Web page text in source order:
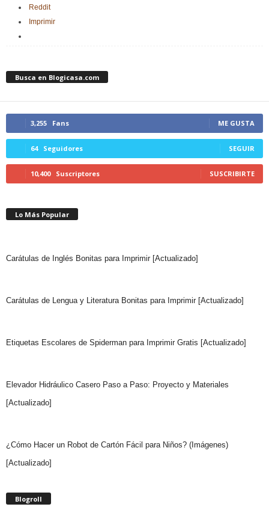
Reddit
Imprimir
Busca en Blogicasa.com
3,255 Fans ME GUSTA
64 Seguidores SEGUIR
10,400 Suscriptores SUSCRIBIRTE
Lo Más Popular
Carátulas de Inglés Bonitas para Imprimir [Actualizado]
Carátulas de Lengua y Literatura Bonitas para Imprimir [Actualizado]
Etiquetas Escolares de Spiderman para Imprimir Gratis [Actualizado]
Elevador Hidráulico Casero Paso a Paso: Proyecto y Materiales
[Actualizado]
¿Cómo Hacer un Robot de Cartón Fácil para Niños? (Imágenes)
[Actualizado]
Blogroll